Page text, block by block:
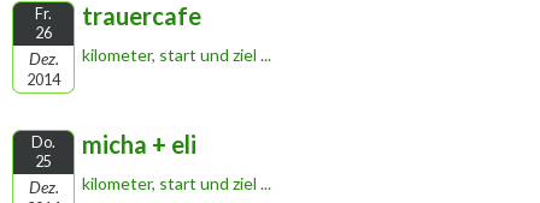
Fr.
26
Dez.
2014
trauercafe
kilometer, start und ziel ...
Do.
25
Dez.
micha + eli
kilometer, start und ziel ...